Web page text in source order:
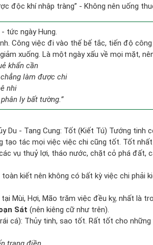
độc khí nhập tràng” - Không nên uống
- tức ngày Hung.
Công việc đi vào thế bế tắc, tiến độ
xuống. Là một ngày xấu về mọi mặt,
khẩn cần
làm được chi
nhi
ly bất tường.”
Du - Tang Cung: Tốt (Kiết Tú) Tướng tinh
tạo tác mọi việc việc chi cũng tốt. Tốt
vụ thuỷ lợi, tháo nước, chặt cỏ phá đất,
toàn kiết nên không có bất kỳ việc chi phải
Mùi, Hợi, Mão trăm việc đều kỵ, nhất là
Sát (nên kiêng cữ như trên).
cá): Thủy tinh, sao tốt. Rất tốt cho